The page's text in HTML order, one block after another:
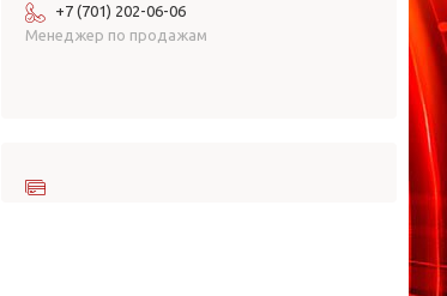
+7 (701) 202-06-06
Менеджер по продажам